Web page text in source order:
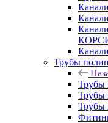
Трубы
Трубы
Трубы
Трубы